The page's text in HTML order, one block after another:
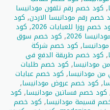
, كود خصم رقم تلفون مودانيسا
خصم رقم مودانيسا الاردن, كود
خصم روزا للعبايات 2026 , كود
2026
, كود خصم سوق
, كود خصم شركة
, كود خصم طريقة الدفع في
مودانيسا, كود خصم طلبات
مودانيسا, كود خصم عبايات
, كود خصم عروض مودانيسا,
كود خصم فساتين مودانيسا, كود
قسيمة مودانيسا, كود خصم